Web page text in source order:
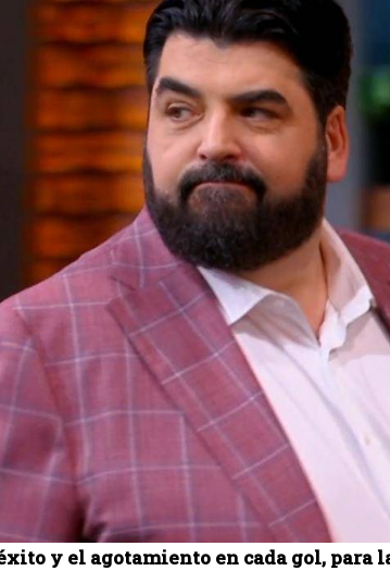
y el agotamiento en cada gol, para